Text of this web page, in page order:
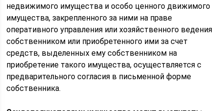
недвижимого имущества и особо ценного движимого
имущества, закрепленного за ними на праве
оперативного управления или хозяйственного ведения
собственником или приобретенного ими за счет
средств, выделенных ему собственником на
приобретение такого имущества, осуществляется с
предварительного согласия в письменной форме
собственника.